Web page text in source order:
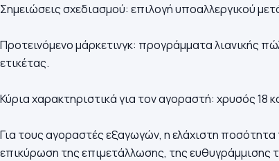
Σημειώσεις σχεδιασμού: επιλογή υποαλλεργικού
Προτεινόμενο μάρκετινγκ: προγράμματα λιανικής
ετικέτας.
Κύρια χαρακτηριστικά για τον αγοραστή: χρυσός 18
Για τους αγοραστές εξαγωγών, η ελάχιστη ποσότητα
επικύρωση της επιμετάλλωσης, της ευθυγράμμισης